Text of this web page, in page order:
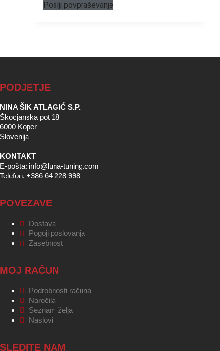
Pošlji povpraševanje
PODJETJE
NINA ŠIK ATLAGIĆ S.P.
Škocjanska pot 18
6000 Koper
Slovenija
KONTAKT
E-pošta: info@luna-tuning.com
Telefon: +386 64 228 998
POVEZAVE
Dostava
Pogoji poslovanja
Zasebnost
MOJ RAČUN
Podrobnosti računa
Naročila
Seznam želja
Naslovi
SLEDITE NAM